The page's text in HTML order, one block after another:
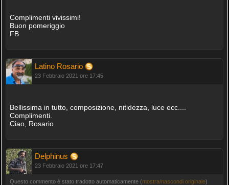
Complimenti vivissimi!
Buon pomeriggio
FB
Latino Rosario
23 Febbraio 2021 ore 17:45
Bellissima in tutto, composizione, nitidezza, luce ecc....
Complimenti.
Ciao, Rosario
Delphinus
23 Febbraio 2021 ore 17:47
Questo commento è stato tradotto automaticamente (mostra/nascondi originale)